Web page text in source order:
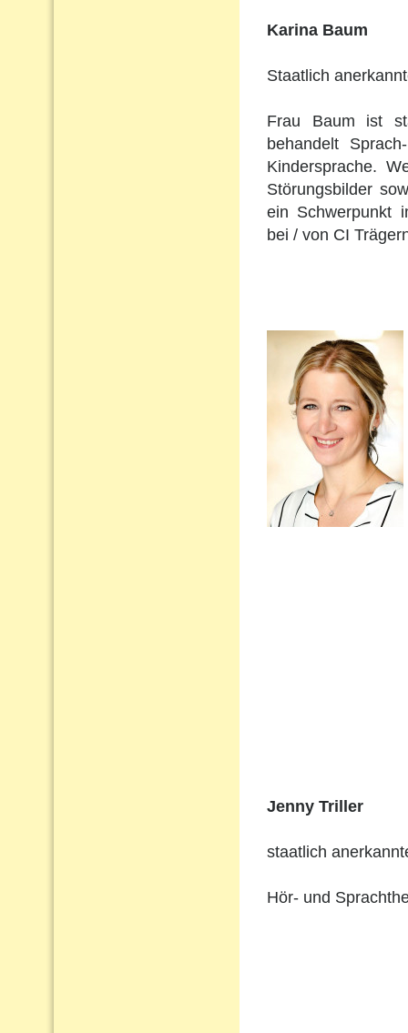
Karina Baum
Staatlich
Frau Baum ist
behandelt
Kindersprache.
Störungsbilder
ein Schwerpunkt
bei / von CI
Jenny Triller
staatlich
Hör- und